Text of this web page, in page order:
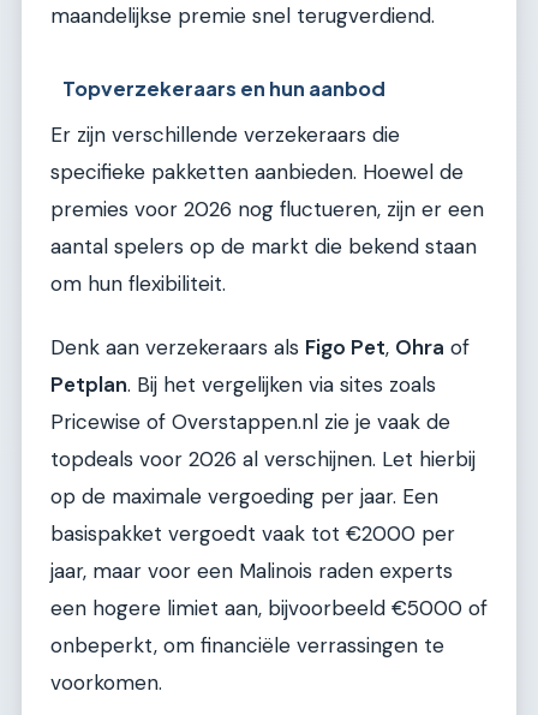
maandelijkse premie snel terugverdiend.
Topverzekeraars en hun aanbod
Er zijn verschillende verzekeraars die
specifieke pakketten aanbieden. Hoewel de
premies voor 2026 nog fluctueren, zijn er een
aantal spelers op de markt die bekend staan
om hun flexibiliteit.
Denk aan verzekeraars als Figo Pet, Ohra of
Petplan. Bij het vergelijken via sites zoals
Pricewise of Overstappen.nl zie je vaak de
topdeals voor 2026 al verschijnen. Let hierbij
op de maximale vergoeding per jaar. Een
basispakket vergoedt vaak tot €2000 per
jaar, maar voor een Malinois raden experts
een hogere limiet aan, bijvoorbeeld €5000 of
onbeperkt, om financiële verrassingen te
voorkomen.